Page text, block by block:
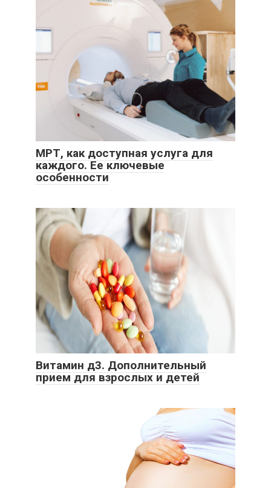
МРТ, как доступная услуга для
каждого. Ее ключевые
особенности
Витамин д3. Дополнительный
прием для взрослых и детей